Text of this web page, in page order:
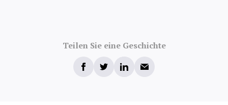
Teilen Sie eine Geschichte